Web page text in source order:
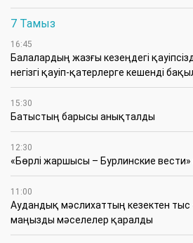
7 Тамыз
16:45
Балалардың жазғы кезеңдегі
негізгі қауіп-қатерлерге кешенді
15:30
Батыстың барысы анықталды
12:30
«Бөрлі жаршысы – Бурлинские
11:00
Аудандық мәслихаттың кезектен
маңызды мәселелер қаралды